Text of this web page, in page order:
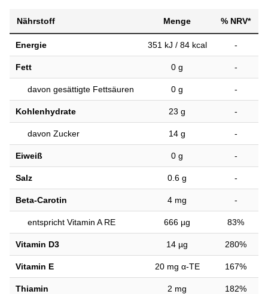
Nährstoff Menge % NRV*
Energie 351 kJ / 84 kcal -
Fett 0 g -
davon gesättigte Fettsäuren 0 g -
Kohlenhydrate 23 g -
davon Zucker 14 g -
Eiweiß 0 g -
Salz 0.6 g -
Beta-Carotin 4 mg -
entspricht Vitamin A RE 666 µg 83%
Vitamin D3 14 µg 280%
Vitamin E 20 mg α-TE 167%
Thiamin 2 mg 182%